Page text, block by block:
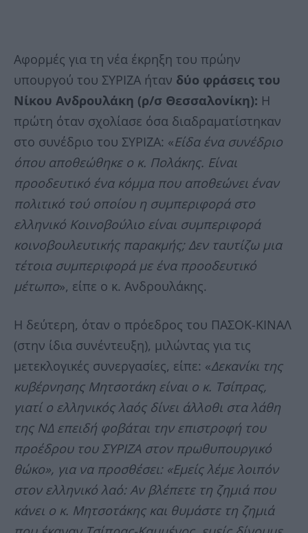
Αφορμές για τη νέα έκρηξη του πρώην
υπουργού του ΣΥΡΙΖΑ ήταν δύο φράσεις του
Νίκου Ανδρουλάκη (ρ/σ Θεσσαλονίκη): Η
πρώτη όταν σχολίασε όσα διαδραματίστηκαν
στο συνέδριο του ΣΥΡΙΖΑ: «Είδα ένα συνέδριο
όπου αποθεώθηκε ο κ. Πολάκης. Είναι
προοδευτικό ένα κόμμα που αποθεώνει έναν
πολιτικό τού οποίου η συμπεριφορά στο
ελληνικό Κοινοβούλιο είναι συμπεριφορά
κοινοβουλευτικής παρακμής; Δεν ταυτίζω μια
τέτοια συμπεριφορά με ένα προοδευτικό
μέτωπο», είπε ο κ. Ανδρουλάκης.
Η δεύτερη, όταν ο πρόεδρος του ΠΑΣΟΚ-ΚΙΝΑΛ
(στην ίδια συνέντευξη), μιλώντας για τις
μετεκλογικές συνεργασίες, είπε: «Δεκανίκι της
κυβέρνησης Μητσοτάκη είναι ο κ. Τσίπρας,
γιατί ο ελληνικός λαός δίνει άλλοθι στα λάθη
της ΝΔ επειδή φοβάται την επιστροφή του
προέδρου του ΣΥΡΙΖΑ στον πρωθυπουργικό
θώκο», για να προσθέσει: «Εμείς λέμε λοιπόν
στον ελληνικό λαό: Αν βλέπετε τη ζημιά που
κάνει ο κ. Μητσοτάκης και θυμάστε τη ζημιά